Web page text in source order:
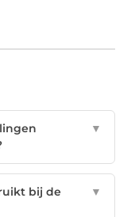
▼
bij de
▼